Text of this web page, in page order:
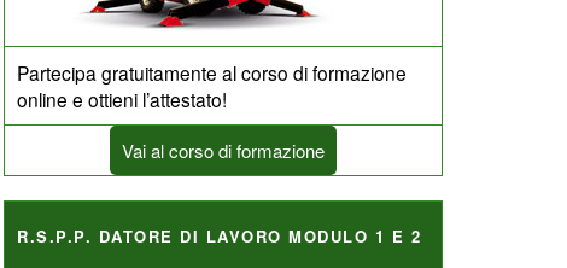
Partecipa gratuitamente al corso di formazione
online e ottieni l’attestato!
Vai al corso di formazione
R.S.P.P. DATORE DI LAVORO MODULO 1 E 2